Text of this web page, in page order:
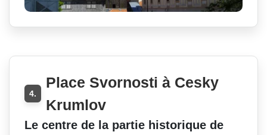
4.
Place Svornosti à Cesky
Krumlov
Le centre de la partie historique de